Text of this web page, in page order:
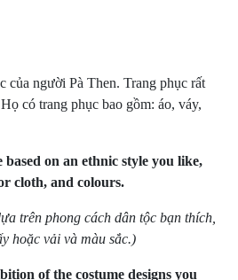
của người Pà Then. Trang phục rất
có trang phục bao gồm: áo, váy,
based on an ethnic style you like,
cloth, and colours.
trên phong cách dân tộc bạn thích,
hoặc vải và màu sắc.)
of the costume designs you